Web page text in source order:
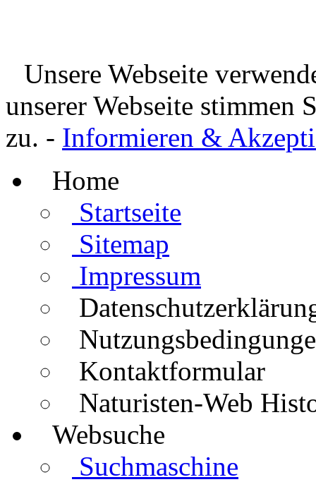
Unsere Webseite
unserer Webseite stimmen
zu. - Informieren &
Home
Startseite
Sitemap
Impressum
Kontaktformular
Naturisten-Web
Websuche
Suchmaschine